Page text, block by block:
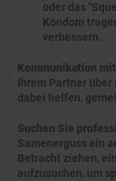
oder das
Kondom
verbessern.
Kommunikation
Ihrem Partner über
dabei helfen,
Suchen Sie
Samenerguss ein
Betracht ziehen,
aufzusuchen, um